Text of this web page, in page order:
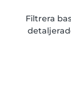
Filtrera